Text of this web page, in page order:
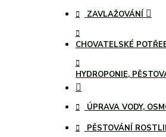
ZAVLAŽOVÁNÍ
CHOVATELSKÉ
HYDROPONIE,
ÚPRAVA VODY,
PĚSTOVÁNÍ